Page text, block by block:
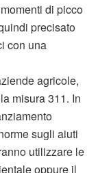
di picco
precisato
con una
agricole,
misura 311. In
sugli aiuti
utilizzare le
oppure il